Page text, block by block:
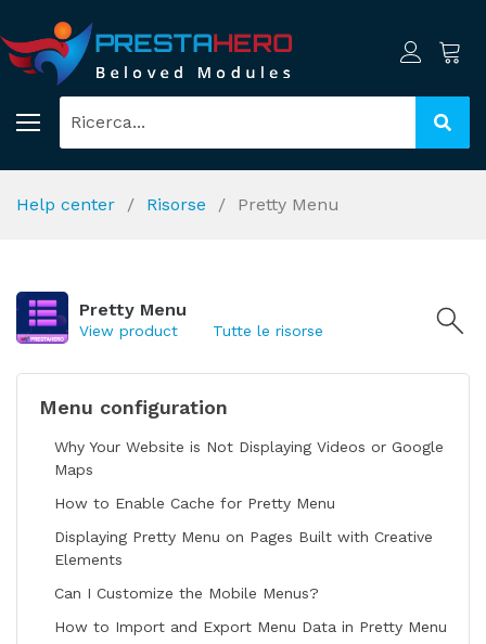
Help center Risorse Pretty Menu
Pretty Menu
View product Tutte le risorse
Menu configuration
Why Your Website is Not Displaying Videos or Google
Maps
How to Enable Cache for Pretty Menu
Displaying Pretty Menu on Pages Built with Creative
Elements
Can I Customize the Mobile Menus?
How to Import and Export Menu Data in Pretty Menu